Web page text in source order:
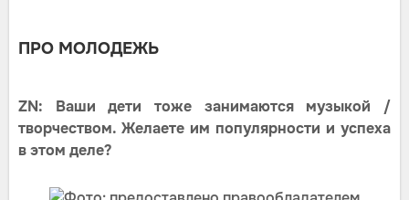
ПРО МОЛОДЕЖЬ
ZN: Ваши дети тоже занимаются музыкой /
творчеством. Желаете им популярности и успеха
в этом деле?